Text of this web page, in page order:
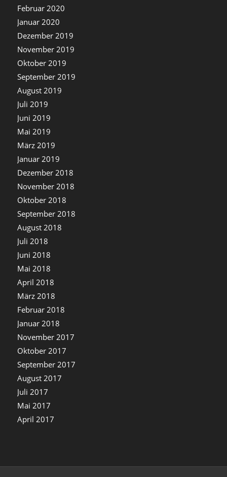
Februar 2020
Januar 2020
Dezember 2019
November 2019
Oktober 2019
September 2019
August 2019
Juli 2019
Juni 2019
Mai 2019
März 2019
Januar 2019
Dezember 2018
November 2018
Oktober 2018
September 2018
August 2018
Juli 2018
Juni 2018
Mai 2018
April 2018
März 2018
Februar 2018
Januar 2018
November 2017
Oktober 2017
September 2017
August 2017
Juli 2017
Mai 2017
April 2017